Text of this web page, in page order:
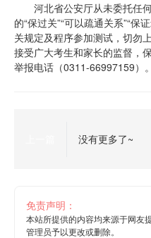
河北省公安厅从未委托任何
的“保过关”“可以疏通关系”“保
关规定及程序参加测试，切勿
接受广大考生和家长的监督，
举报电话（0311-66997159）。
没有更多了~
免责声明：
本站所提供的内容均来源于网友
管理员予以更改或删除。